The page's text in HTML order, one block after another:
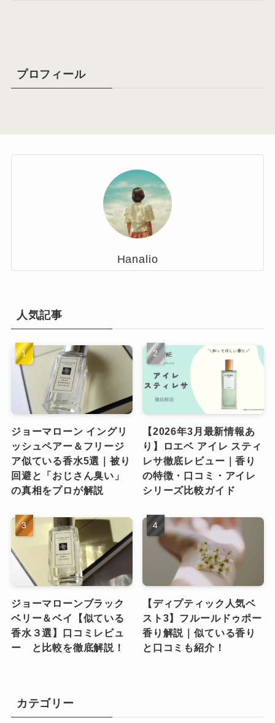
プロフィール
Hanalio
人気記事
ジョーマローン イングリ
ッシュペアー＆フリージ
ア似ている香水5選｜被り
回避と「おじさん臭い」
の真相をプロが解説
【2026年3月最新情報あ
り】ロエベ アイレ スティ
レサ徹底レビュー｜香り
の特徴・口コミ・アイレ
シリーズ比較ガイド
ジョーマローンブラック
ベリー＆ベイ【似ている
香水３選】口コミレビュ
ー と比較を徹底解説！
【ディプティック人気ベ
スト3】フルールドゥポー
香り解説｜似ている香り
と口コミも紹介！
カテゴリー